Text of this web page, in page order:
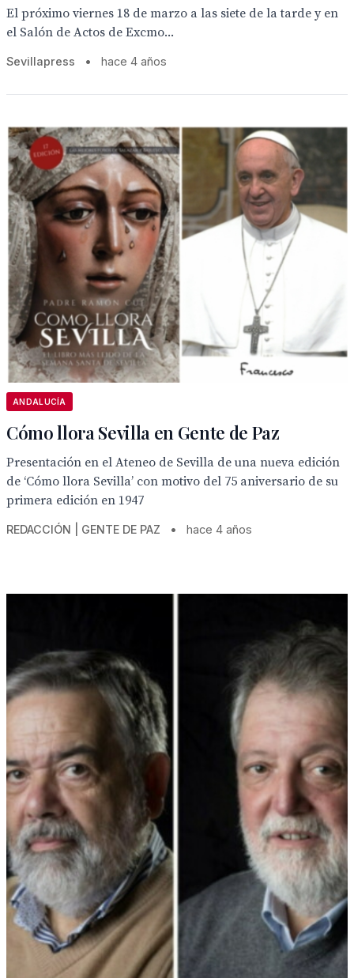
El próximo viernes 18 de marzo a las siete de la tarde y en
el Salón de Actos de Excmo...
Sevillapress • hace 4 años
ANDALUCÍA
Cómo llora Sevilla en Gente de Paz
Presentación en el Ateneo de Sevilla de una nueva edición
de ‘Cómo llora Sevilla’ con motivo del 75 aniversario de su
primera edición en 1947
REDACCIÓN | GENTE DE PAZ • hace 4 años